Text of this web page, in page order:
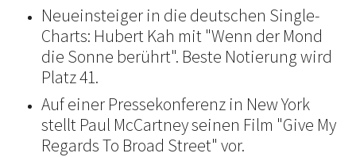
Neueinsteiger in die deutschen Single-
Charts: Hubert Kah mit "Wenn der Mond
die Sonne berührt". Beste Notierung wird
Platz 41.
Auf einer Pressekonferenz in New York
stellt Paul McCartney seinen Film "Give My
Regards To Broad Street" vor.